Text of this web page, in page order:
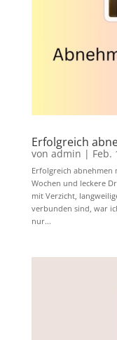
Erfolgreich
von admin | Feb.
Erfolgreich abnehmen
Wochen und leckere
mit Verzicht,
verbunden sind, war
nur...